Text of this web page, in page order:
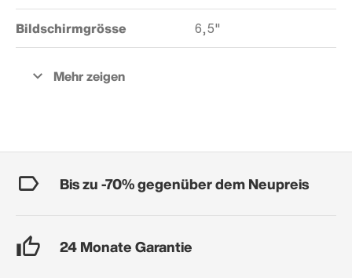
Bildschirmgrösse 6,5"
Bis zu -70% gegenüber dem Neupreis
24 Monate Garantie